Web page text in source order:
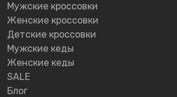
Мужские кроссовки
Женские кроссовки
Детские кроссовки
Мужские кеды
Женские кеды
SALE
Блог